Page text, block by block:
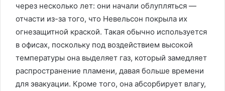
через несколько лет: они начали облупляться —
отчасти из-за того, что Невельсон покрыла их
огнезащитной краской. Такая обычно используется
в офисах, поскольку под воздействием высокой
температуры она выделяет газ, который замедляет
распространение пламени, давая больше времени
для эвакуации. Кроме того, она абсорбирует влагу,